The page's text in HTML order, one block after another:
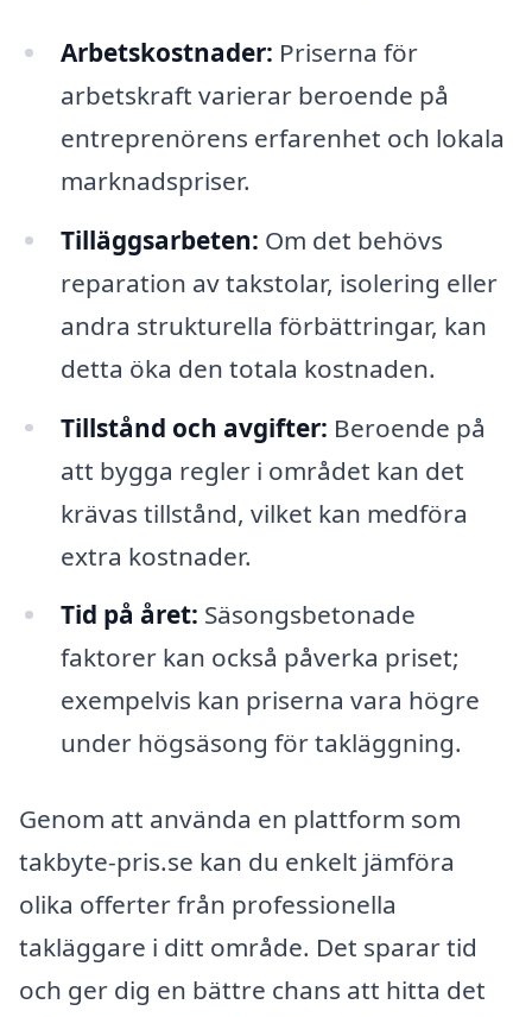
Arbetskostnader: Priserna för
arbetskraft varierar beroende på
entreprenörens erfarenhet och lokala
marknadspriser.
Tilläggsarbeten: Om det behövs
reparation av takstolar, isolering eller
andra strukturella förbättringar, kan
detta öka den totala kostnaden.
Tillstånd och avgifter: Beroende på
att bygga regler i området kan det
krävas tillstånd, vilket kan medföra
extra kostnader.
Tid på året: Säsongsbetonade
faktorer kan också påverka priset;
exempelvis kan priserna vara högre
under högsäsong för takläggning.
Genom att använda en plattform som
takbyte-pris.se kan du enkelt jämföra
olika offerter från professionella
takläggare i ditt område. Det sparar tid
och ger dig en bättre chans att hitta det